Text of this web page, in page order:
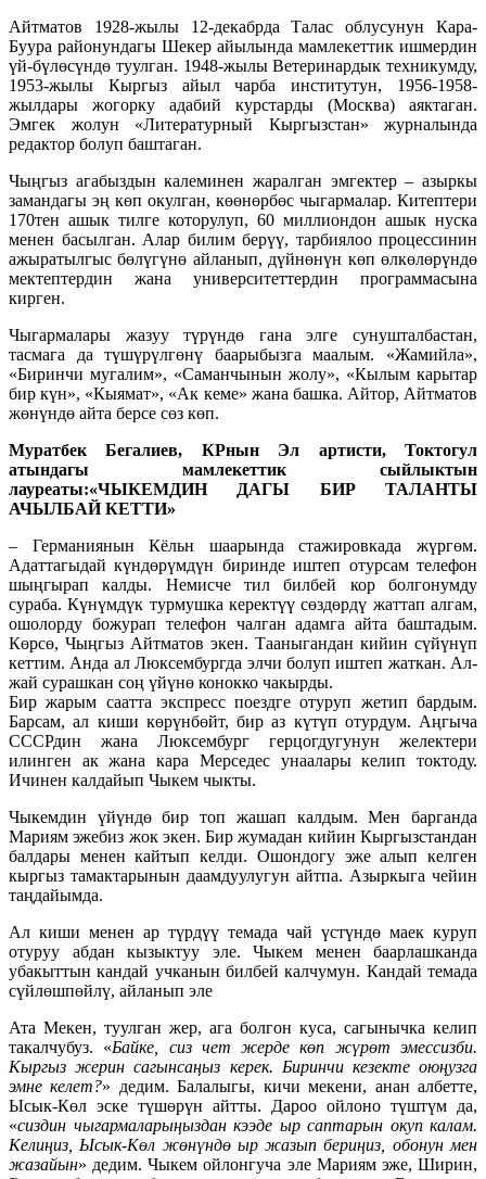
Айтматов 1928-жылы 12-декабрда Талас облусунун Кара-
Буура районундагы Шекер айылында мамлекеттик ишмердин
үй-бүлөсүндө туулган. 1948-жылы Ветеринардык техникумду,
1953-жылы Кыргыз айыл чарба институтун, 1956-1958-
жылдары жогорку адабий курстарды (Москва) аяктаган.
Эмгек жолун «Литературный Кыргызстан» журналында
редактор болуп баштаган.
Чыңгыз агабыздын калеминен жаралган эмгектер – азыркы
замандагы эң көп окулган, көөнөрбөс чыгармалар. Китептери
170тен ашык тилге которулуп, 60 миллиондон ашык нуска
менен басылган. Алар билим берүү, тарбиялоо процессинин
ажыратылгыс бөлүгүнө айланып, дүйнөнүн көп өлкөлөрүндө
мектептердин жана университеттердин программасына
кирген.
Чыгармалары жазуу түрүндө гана элге сунушталбастан,
тасмага да түшүрүлгөнү баарыбызга маалым. «Жамийла»,
«Биринчи мугалим», «Саманчынын жолу», «Кылым карытар
бир күн», «Кыямат», «Ак кеме» жана башка. Айтор, Айтматов
жөнүндө айта берсе сөз көп.
Муратбек Бегалиев, КРнын Эл артисти, Токтогул
атындагы мамлекеттик сыйлыктын
лауреаты:«ЧЫКЕМДИН ДАГЫ БИР ТАЛАНТЫ
АЧЫЛБАЙ КЕТТИ»
– Германиянын Кёльн шаарында стажировкада жүргөм.
Адаттагыдай күндөрүмдүн биринде иштеп отурсам телефон
шыңгырап калды. Немисче тил билбей кор болгонумду
сураба. Күнүмдүк турмушка керектүү сөздөрдү жаттап алгам,
ошолорду божурап телефон чалган адамга айта баштадым.
Көрсө, Чыңгыз Айтматов экен. Тааныгандан кийин сүйүнүп
кеттим. Анда ал Люксембургда элчи болуп иштеп жаткан. Ал-
жай сурашкан соң үйүнө конокко чакырды.
Бир жарым саатта экспресс поездге отуруп жетип бардым.
Барсам, ал киши көрүнбөйт, бир аз күтүп отурдум. Аңгыча
СССРдин жана Люксембург герцогдугунун желектери
илинген ак жана кара Мерседес унаалары келип токтоду.
Ичинен калдайып Чыкем чыкты.
Чыкемдин үйүндө бир топ жашап калдым. Мен барганда
Мариям эжебиз жок экен. Бир жумадан кийин Кыргызстандан
балдары менен кайтып келди. Ошондогу эже алып келген
кыргыз тамактарынын даамдуулугун айтпа. Азыркыга чейин
таңдайымда.
Ал киши менен ар түрдүү темада чай үстүндө маек куруп
отуруу абдан кызыктуу эле. Чыкем менен баарлашканда
убакыттын кандай учканын билбей калчумун. Кандай темада
сүйлөшпөйлү, айланып эле
Ата Мекен, туулган жер, ага болгон куса, сагынычка келип
такалчубуз. «Байке, сиз чет жерде көп жүрөт эмессизби.
Кыргыз жерин сагынсаңыз керек. Биринчи кезекте оюңузга
эмне келет?» дедим. Балалыгы, кичи мекени, анан албетте,
Ысык-Көл эске түшөрүн айтты. Дароо ойлоно түштүм да,
«сиздин чыгармаларыңыздан кээде ыр саптарын окуп калам.
Келиңиз, Ысык-Көл жөнүндө ыр жазып бериңиз, обонун мен
жазайын» дедим. Чыкем ойлонгуча эле Мариям эже, Ширин,